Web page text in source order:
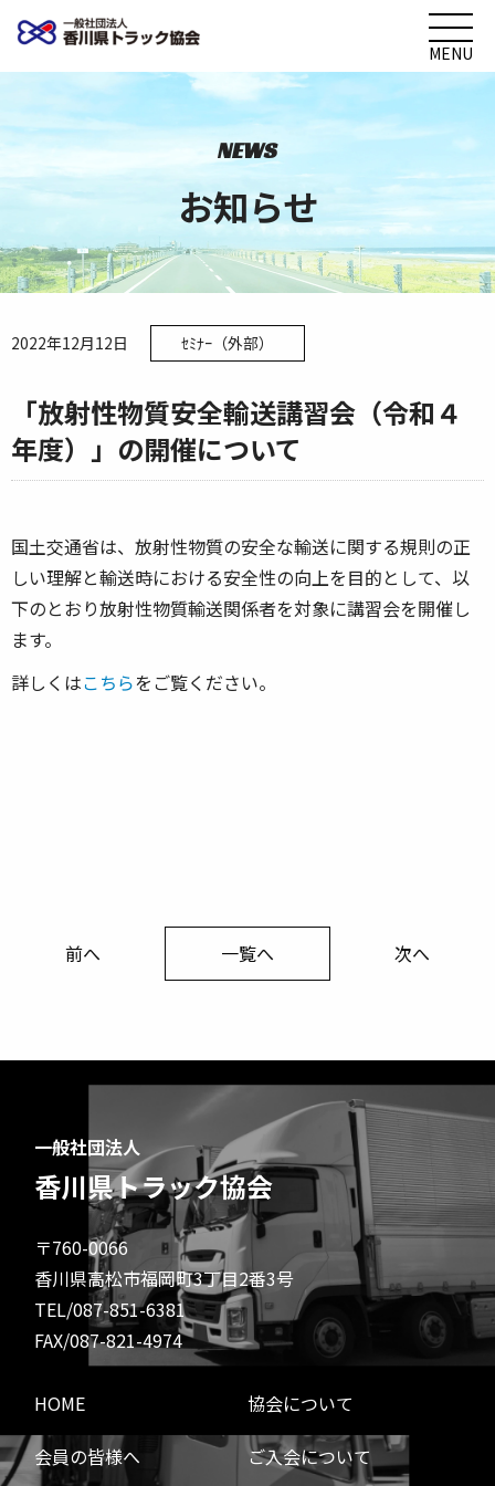
MENU
NEWS
お知らせ
2022年12月12日 ｾﾐﾅｰ（外部）
「放射性物質安全輸送講習会（令和４
年度）」の開催について
国土交通省は、放射性物質の安全な輸送に関する規則の正
しい理解と輸送時における安全性の向上を目的として、以
下のとおり放射性物質輸送関係者を対象に講習会を開催し
ます。
詳しくはこちらをご覧ください。
前へ 一覧へ 次へ
一般社団法人
香川県トラック協会
〒760-0066
香川県高松市福岡町3丁目2番3号
TEL/087-851-6381
FAX/087-821-4974
HOME
協会について
会員の皆様へ
ご入会について